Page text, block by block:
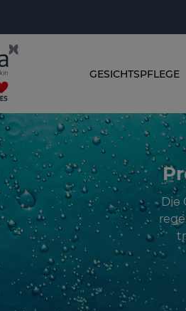
GESICHTSPFLEGE
Die